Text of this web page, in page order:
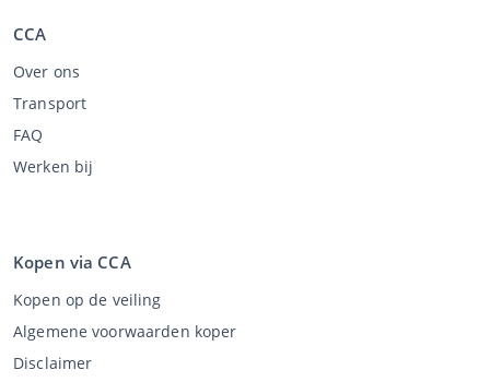
CCA
Over ons
Transport
FAQ
Werken bij
Kopen via CCA
Kopen op de veiling
Algemene voorwaarden koper
Disclaimer